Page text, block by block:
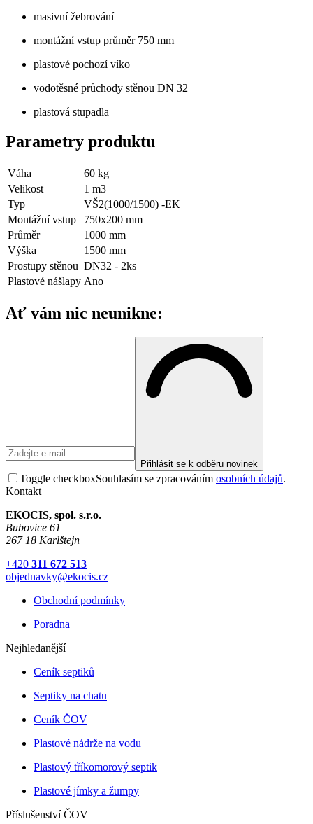
masivní žebrování
montážní vstup průměr 750 mm
plastové pochozí víko
vodotěsné průchody stěnou DN 32
plastová stupadla
Parametry produktu
Váha 60 kg
Velikost
1 m3
Typ
VŠ2(1000/1500) -EK
Montážní vstup
750x200 mm
Průměr
1000 mm
Výška
1500 mm
Prostupy stěnou DN32 - 2ks
Plastové nášlapy Ano
Ať vám nic neunikne:
Přihlásit se k odběru novinek
Toggle checkboxSouhlasím se zpracováním osobních údajů.
Kontakt
EKOCIS, spol. s.r.o.
Bubovice 61
267 18 Karlštejn
+420 311 672 513
objednavky@ekocis.cz
Obchodní podmínky
Poradna
Nejhledanější
Ceník septiků
Septiky na chatu
Ceník ČOV
Plastové nádrže na vodu
Plastový tříkomorový septik
Plastové jímky a žumpy
Příslušenství ČOV